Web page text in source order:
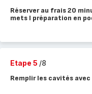
Réserver au frais 20
mets l préparation en
Etape 5 /8
Remplir les cavités avec